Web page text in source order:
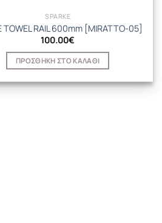
SPARKE
TOWEL RAIL 600mm [MIRATTO-05]
100.00€
ΠΡΟΣΘΉΚΗ ΣΤΟ ΚΑΛΆΘΙ